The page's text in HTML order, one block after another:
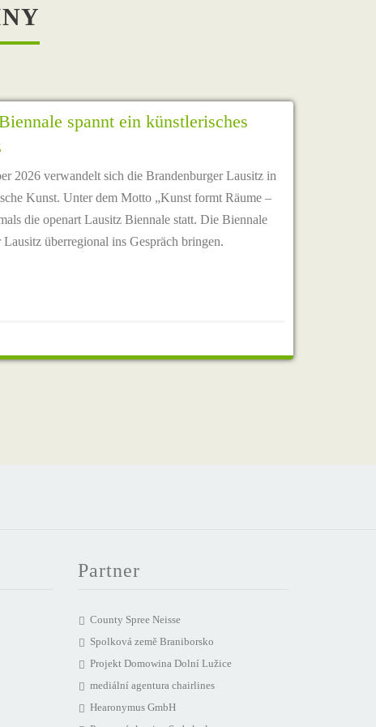
spannt ein künstlerisches
2026 verwandelt sich die Brandenburger Lausitz in
Kunst. Unter dem Motto „Kunst formt Räume –
die openart Lausitz Biennale statt. Die Biennale
überregional ins Gespräch bringen.
Partner
County Spree Neisse
Spolková země Braniborsko
Projekt Domowina Dolní Lužice
mediální agentura chairlines
Hearonymus GmbH